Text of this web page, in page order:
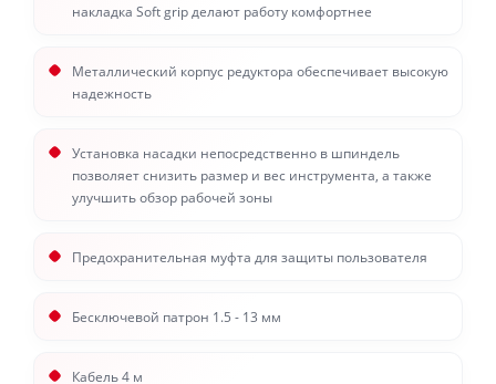
накладка Soft grip делают работу комфортнее
Металлический корпус редуктора обеспечивает высокую
надежность
Установка насадки непосредственно в шпиндель
позволяет снизить размер и вес инструмента, а также
улучшить обзор рабочей зоны
Предохранительная муфта для защиты пользователя
Бесключевой патрон 1.5 - 13 мм
Кабель 4 м